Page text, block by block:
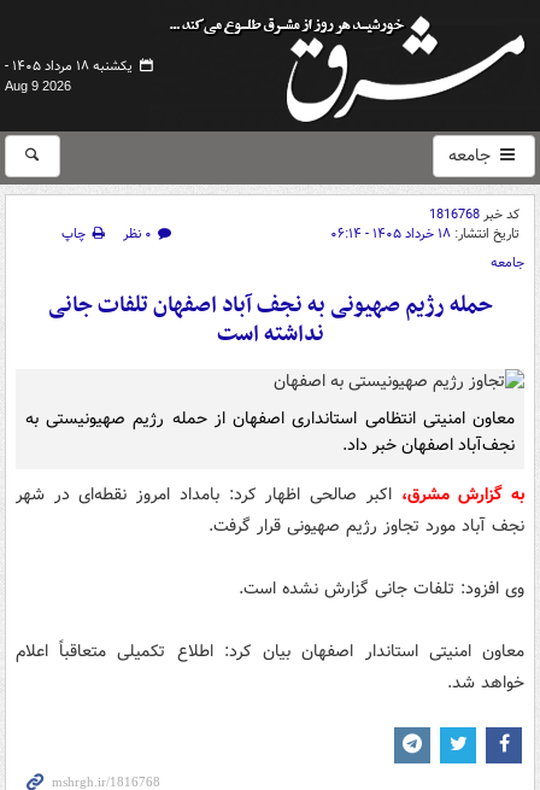
یکشنبه ۱۸ مرداد ۱۴۰۵ -
Aug 9 2026
جامعه
کد خبر1816768
تاریخ انتشار: ۱۸ خرداد ۱۴۰۵ - ۰۶:۱۴ ۰ نظر
چاپ
جامعه
حمله رژیم صهیونی به نجف آباد اصفهان تلفات جانی
نداشته است
معاون امنیتی انتظامی استانداری اصفهان از حمله رژیم صهیونیستی به
نجف‌آباد اصفهان خبر داد.
به گزارش مشرق،اکبر صالحی اظهار کرد: بامداد امروز نقطه‌ای در شهر
نجف آباد مورد تجاوز رژیم صهیونی قرار گرفت.
وی افزود: تلفات جانی گزارش نشده است.
معاون امنیتی استاندار اصفهان بیان کرد: اطلاع تکمیلی متعاقباً اعلام
خواهد شد.